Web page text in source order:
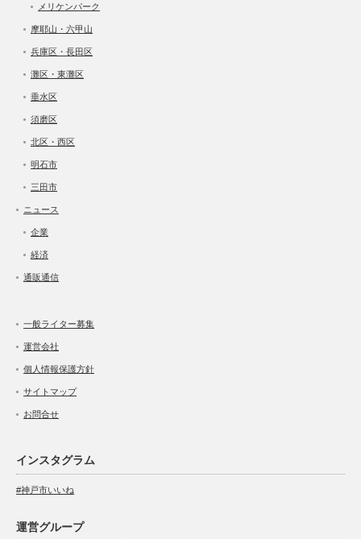
メリケンパーク
摩耶山・六甲山
兵庫区・長田区
灘区・東灘区
垂水区
須磨区
北区・西区
明石市
三田市
ニュース
企業
経済
通販通信
一般ライター募集
運営会社
個人情報保護方針
サイトマップ
お問合せ
インスタグラム
#神戸市いいね
運営グループ